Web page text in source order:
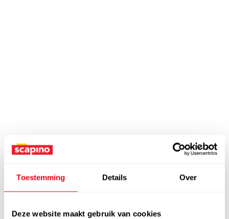
Toestemming Details Over
Deze website maakt gebruik van cookies